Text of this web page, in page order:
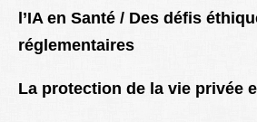
l’IA en Santé / Des défis
réglementaires
La protection de la vie privée